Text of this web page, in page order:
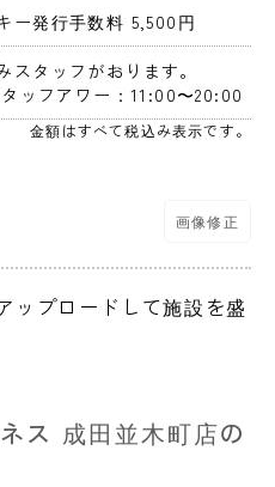
ー発行手数料 5,500円
スタッフがおります。
ッフアワー：11:00〜20:00
金額はすべて税込み表示です。
画像修正
ップロードして施設を盛
ス 成田並木町店の